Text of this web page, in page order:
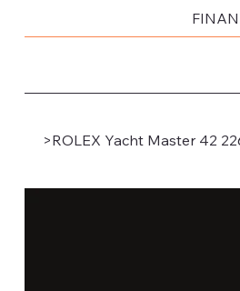
>ROLEX Yacht Master 42